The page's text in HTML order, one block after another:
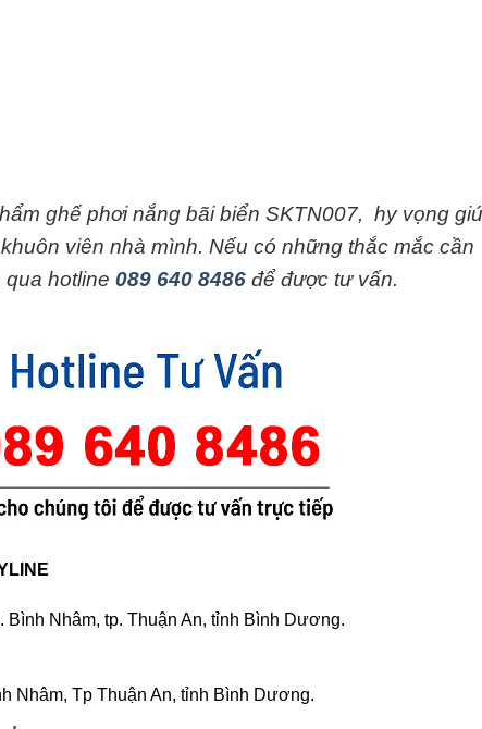
ghế phơi nắng bãi biển SKTN007, hy vọng
viên nhà mình. Nếu có những thắc mắc cần
hotline 089 640 8486 để được tư vấn.
Nhâm, tp. Thuận An, tỉnh Bình Dương.
Nhâm, Tp Thuận An, tỉnh Bình Dương.